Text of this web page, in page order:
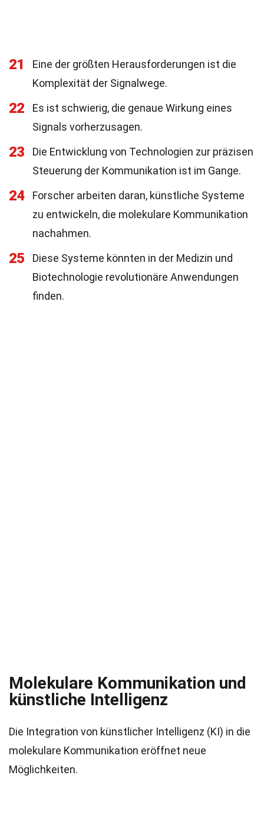
21
Eine der größten Herausforderungen ist die
Komplexität der Signalwege.
22
Es ist schwierig, die genaue Wirkung eines
Signals vorherzusagen.
23
Die Entwicklung von Technologien zur präzisen
Steuerung der Kommunikation ist im Gange.
24
Forscher arbeiten daran, künstliche Systeme
zu entwickeln, die molekulare Kommunikation
nachahmen.
25
Diese Systeme könnten in der Medizin und
Biotechnologie revolutionäre Anwendungen
finden.
Molekulare Kommunikation und
künstliche Intelligenz
Die Integration von künstlicher Intelligenz (KI) in die
molekulare Kommunikation eröffnet neue
Möglichkeiten.